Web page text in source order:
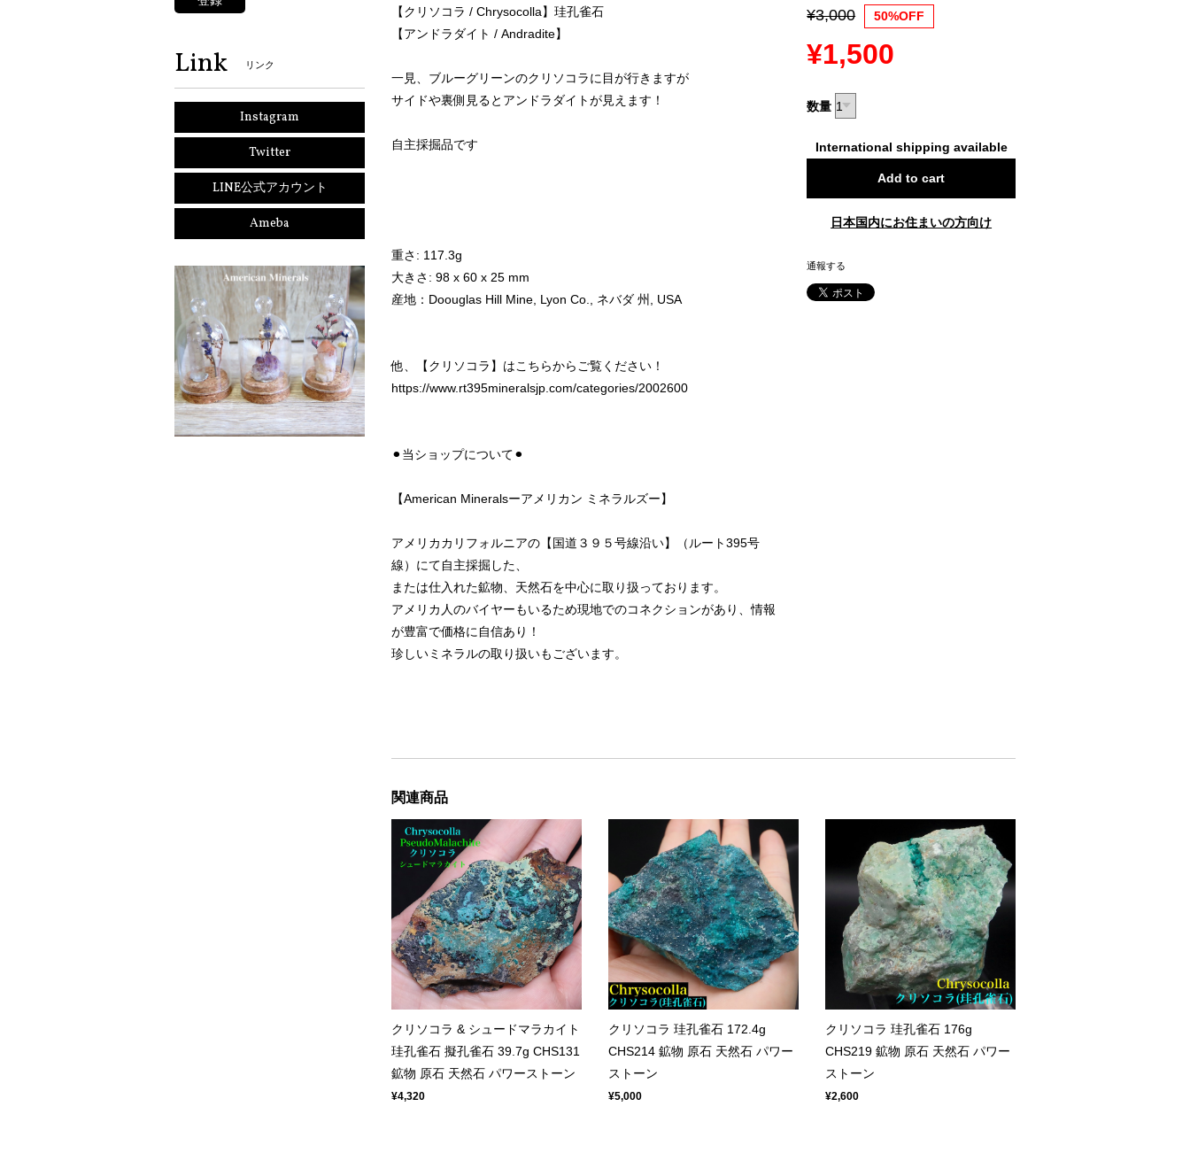
【クリソコラ / Chrysocolla】珪孔雀石
【アンドラダイト / Andradite】
一見、ブルーグリーンのクリソコラに目が行きますが
サイドや裏側見るとアンドラダイトが見えます！
自主採掘品です
重さ: 117.3g
大きさ: 98 x 60 x 25 mm
産地：Doouglas Hill Mine, Lyon Co., ネバダ 州, USA
他、【クリソコラ】はこちらからご覧ください！
https://www.rt395mineralsjp.com/categories/2002600
⚫︎当ショップについて⚫︎
【American Mineralsーアメリカン ミネラルズー】
アメリカカリフォルニアの【国道３９５号線沿い】（ルート395号
線）にて自主採掘した、
または仕入れた鉱物、天然石を中心に取り扱っております。
アメリカ人のバイヤーもいるため現地でのコネクションがあり、情報
が豊富で価格に自信あり！
珍しいミネラルの取り扱いもございます。
¥3,000 50%OFF
¥1,500
数量
International shipping available
Add to cart
日本国内にお住まいの方向け
通報する
関連商品
クリソコラ & シュードマラカイト
珪孔雀石 擬孔雀石 39.7g CHS131
鉱物 原石 天然石 パワーストーン
¥4,320
クリソコラ 珪孔雀石 172.4g
CHS214 鉱物 原石 天然石 パワー
ストーン
¥5,000
クリソコラ 珪孔雀石 176g
CHS219 鉱物 原石 天然石 パワー
ストーン
¥2,600
Link リンク
Instagram
Twitter
LINE公式アカウント
Ameba